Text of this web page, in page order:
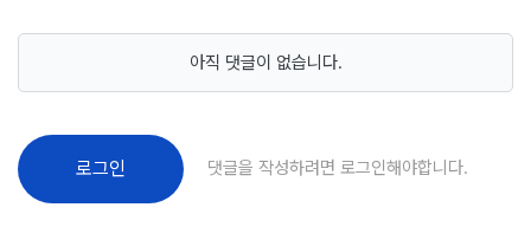
아직 댓글이 없습니다.
로그인 댓글을 작성하려면 로그인해야합니다.